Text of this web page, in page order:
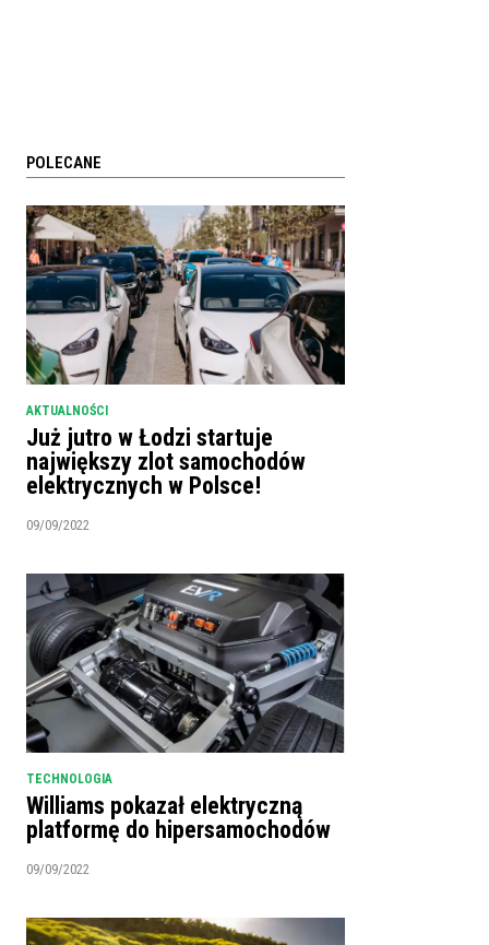
POLECANE
AKTUALNOŚCI
Już jutro w Łodzi startuje
największy zlot samochodów
elektrycznych w Polsce!
09/09/2022
TECHNOLOGIA
Williams pokazał elektryczną
platformę do hipersamochodów
09/09/2022